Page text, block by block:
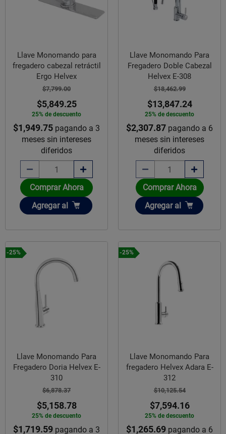
Llave Monomando para
fregadero cabezal retráctil
Ergo Helvex
$7,799.00
$5,849.25
25% de descuento
$1,949.75 pagando a 3
meses sin intereses
diferidos
Comprar Ahora
Añadir
Agregar al
Llave Monomando Para
Fregadero Doble Cabezal
Helvex E-308
$18,462.99
$13,847.24
25% de descuento
$2,307.87 pagando a 6
meses sin intereses
diferidos
Comprar Ahora
Añadir
Agregar al
-25%
Llave Monomando Para
Fregadero Doria Helvex E-
310
$6,878.37
$5,158.78
25% de descuento
$1,719.59 pagando a 3
-25%
Llave Monomando Para
fregadero Helvex Adara E-
312
$10,125.54
$7,594.16
25% de descuento
$1,265.69 pagando a 6